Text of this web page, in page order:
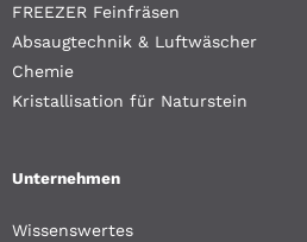
FREEZER Feinfräsen
Absaugtechnik & Luftwäscher
Chemie
Kristallisation für Naturstein
Unternehmen
Wissenswertes